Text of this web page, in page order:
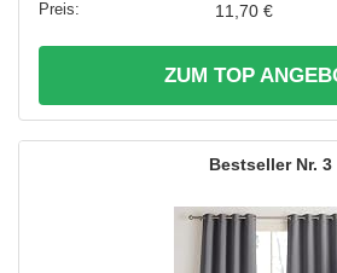
11,70 €
ZUM TOP
3